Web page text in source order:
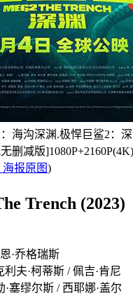
海沟深渊.极悍巨鲨2：深
删减版
海报原图)
Trench (2023)
·乔格瑞斯
夫·柯蒂斯 / 佩吉·肯尼
塞缪尔斯 / 西耶娜·盖尔